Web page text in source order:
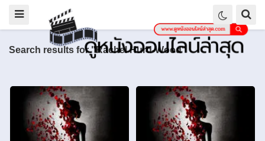
Search results for "Rachel Hurd-Wood"